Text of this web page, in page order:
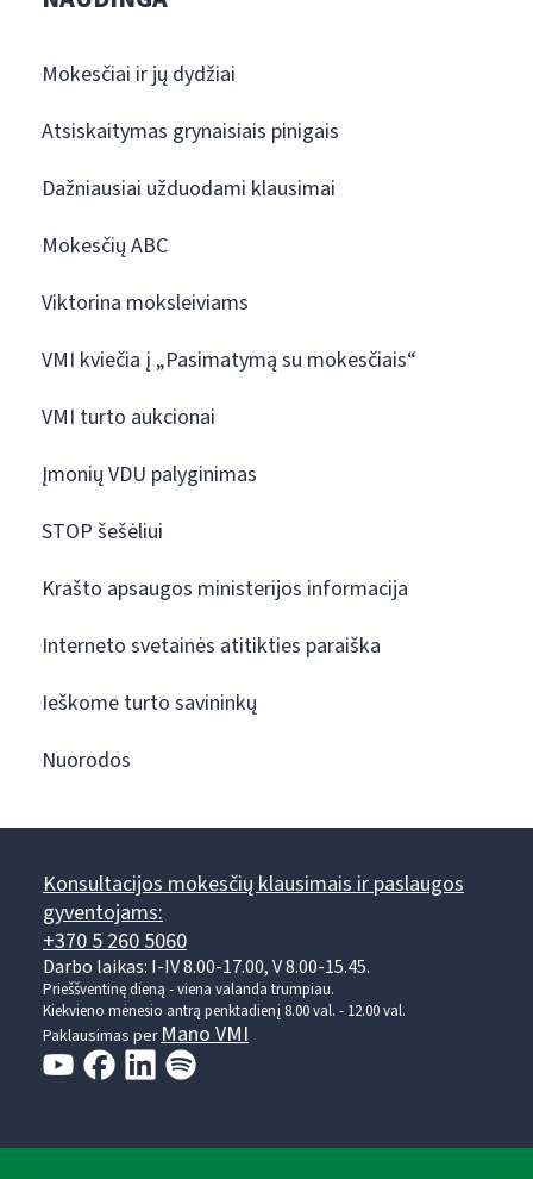
Mokesčiai ir jų dydžiai
Atsiskaitymas grynaisiais pinigais
Dažniausiai užduodami klausimai
Mokesčių ABC
Viktorina moksleiviams
VMI kviečia į „Pasimatymą su mokesčiais“
VMI turto aukcionai
Įmonių VDU palyginimas
STOP šešėliui
Krašto apsaugos ministerijos informacija
Interneto svetainės atitikties paraiška
Ieškome turto savininkų
Nuorodos
Konsultacijos mokesčių klausimais ir paslaugos
gyventojams:
+370 5 260 5060
Darbo laikas: I-IV 8.00-17.00, V 8.00-15.45.
Prieššventinę dieną - viena valanda trumpiau.
Kiekvieno mėnesio antrą penktadienį 8.00 val. - 12.00 val.
Paklausimas per Mano VMI